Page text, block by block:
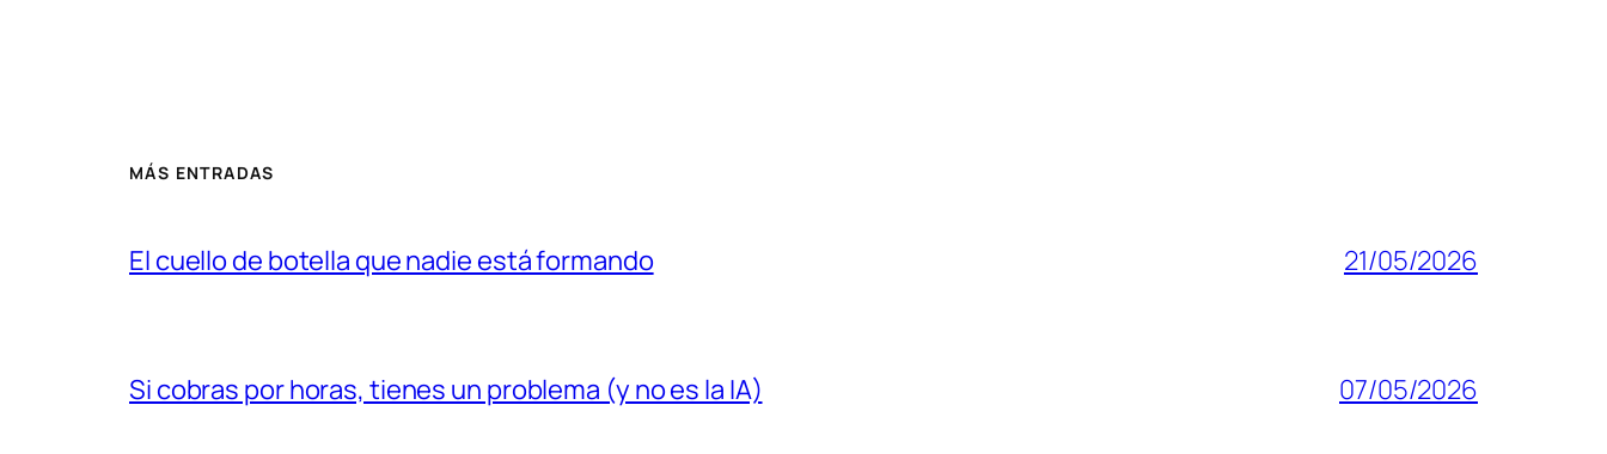
MÁS ENTRADAS
El cuello de botella que nadie está formando 21/05/2026
Si cobras por horas, tienes un problema (y no es la IA) 07/05/2026